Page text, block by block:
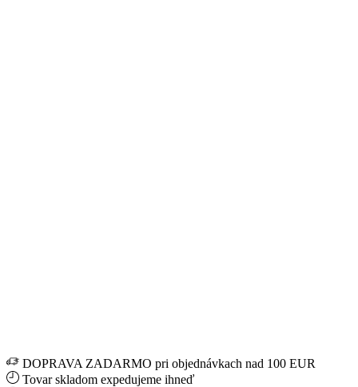
DOPRAVA ZADARMO pri objednávkach nad 100 EUR
Tovar skladom expedujeme ihneď